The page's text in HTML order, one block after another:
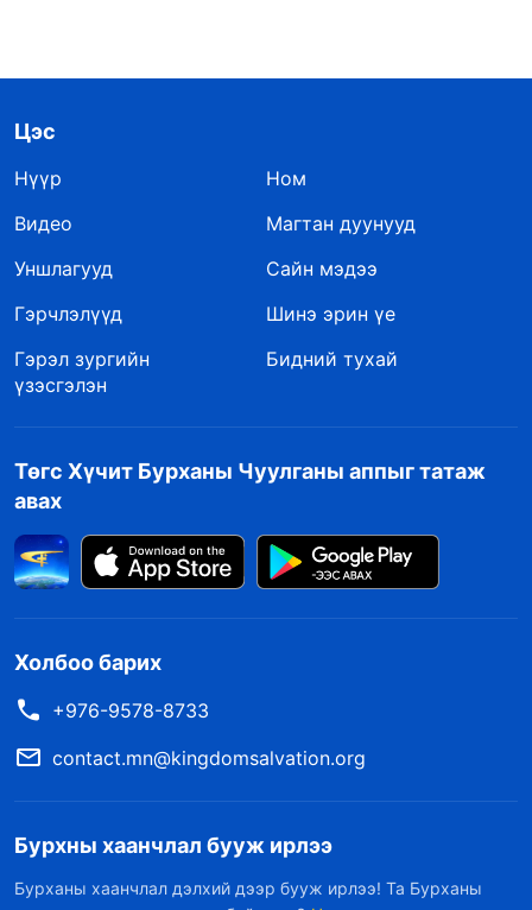
Цэс
Нүүр
Ном
Видео
Магтан дуунууд
Уншлагууд
Сайн мэдээ
Гэрчлэлүүд
Шинэ эрин үе
Гэрэл зургийн
үзэсгэлэн
Бидний тухай
Төгс Хүчит Бурханы Чуулганы аппыг татаж
авах
Холбоо барих
+976-9578-8733
contact.mn@kingdomsalvation.org
Бурхны хаанчлал бууж ирлээ
Бурханы хаанчлал дэлхий дээр бууж ирлээ! Та Бурханы